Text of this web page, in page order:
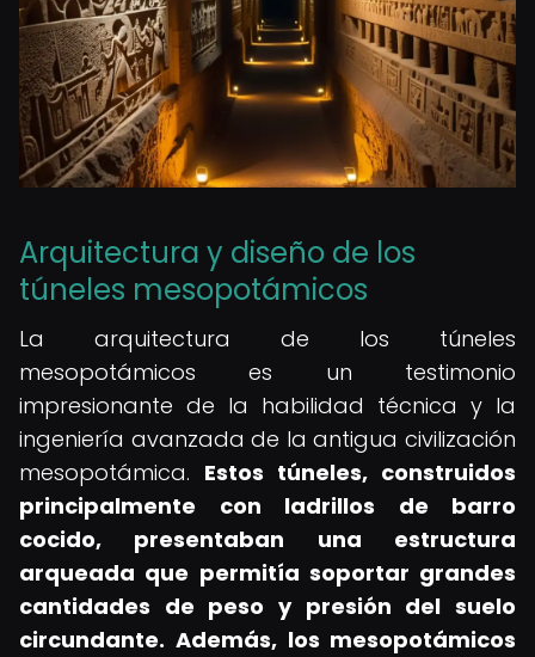
Arquitectura y diseño de los
túneles mesopotámicos
La arquitectura de los túneles
mesopotámicos es un testimonio
impresionante de la habilidad técnica y la
ingeniería avanzada de la antigua civilización
mesopotámica. Estos túneles, construidos
principalmente con ladrillos de barro
cocido, presentaban una estructura
arqueada que permitía soportar grandes
cantidades de peso y presión del suelo
circundante. Además, los mesopotámicos